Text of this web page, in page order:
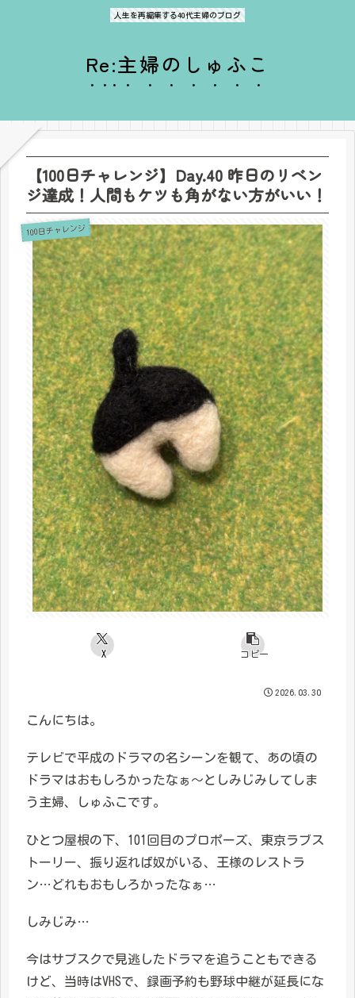
人生を再編集する40代主婦のブログ
Re:主婦のしゅふこ
【100日チャレンジ】Day.40 昨日のリベン
ジ達成！人間もケツも角がない方がいい！
100日チャレンジ
X コピー
2026.03.30
こんにちは。
テレビで平成のドラマの名シーンを観て、あの頃の
ドラマはおもしろかったなぁ〜としみじみしてしま
う主婦、しゅふこです。
ひとつ屋根の下、101回目のプロポーズ、東京ラブス
トーリー、振り返れば奴がいる、王様のレストラ
ン…どれもおもしろかったなぁ…
しみじみ…
今はサブスクで見逃したドラマを追うこともできる
けど、当時はVHSで、録画予約も野球中継が延長にな